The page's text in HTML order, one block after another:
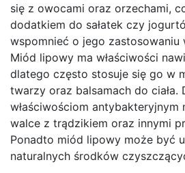
się z owocami oraz orzechami,
dodatkiem do sałatek czy
wspomnieć o jego zastosowaniu
Miód lipowy ma właściwości
dlatego często stosuje się go w
twarzy oraz balsamach do ciała.
właściwościom antybakteryjnym
walce z trądzikiem oraz innymi
Ponadto miód lipowy może być
naturalnych środków